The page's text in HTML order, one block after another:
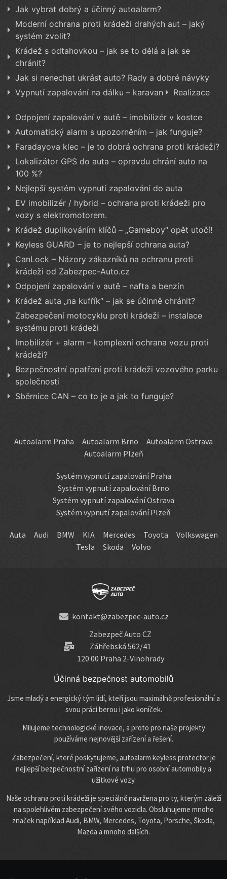
Jak vybrat dobrý a účinný autoalarm?
Moderní ochrana proti krádeži drahých aut – jaký
systém zvolit?
Krádež s odtahovkou – jak se to dělá a jak se
chránit?
Jak si nenechat ukrást auto? Rady a dobré návyky
Vypnutí zapalování na dálku – karavan
Realizace
Odpojení zapalování v autě – imobilizér v kostce
Automatický alarm s upozorněním – jak funguje?
Faradayova klec – je to dobrá ochrana proti krádeži?
Lokalizátor GPS do auta – opravdu chrání auto na
100 %?
Nejlepší systém vypnutí zapalování do auta
EV imobilizér / hybrid – ochrana proti krádeži pro
vozy s elektromotorem.
Krádež duplikováním klíčů – „Gameboy“ opět utočí!
Keyless GUARD – je to nejlepší ochrana auta?
CanLock – Názory zákazníků na ochranu proti
krádeži od Zabezpec-Auto.cz
Odpojení zapalování v autě – nafta a benzín
Krádež auta „na kufřík“ – jak se účinně chránit?
Zabezpečení motocyklu proti krádeži – instalace
systému proti krádeži
Imobilizér + alarm – komplexní ochrana vozu proti
krádeži?
Bezpečnostní opatření proti krádeži vozového parku
společnosti
Sběrnice CAN – co to je a jak to funguje?
Autoalarm Praha Autoalarm Brno
Autoalarm Ostrava
Autoalarm Plzeň
Systém vypnutí zapalování Praha
Systém vypnutí zapalování Brno
Systém vypnutí zapalování Ostrava
Systém vypnutí zapalování Plzeň
Auta Audi BMW KIA Mercedes Toyota
Volkswagen
Tesla
Skoda Volvo
kontakt@zabezpec-auto.cz
Zabezpeč Auto CZ
Záhřebská 562/41
120 00 Praha 2-Vinohrady
Účinná bezpečnost automobilů
Jsme mladý a energický tým lidí, kteří jsou maximálně profesionální a
svou práci berou i jako koníček.
Milujeme technologické inovace, a proto pro naše projekty
používáme nejnovější zařízení a řešení.
Zabezpečení, které poskytujeme, autoalarm keyless protector je
nejlepší bezpečnostní zařízení na trhu pro osobní automobily a
užitkové vozy.
Naše ochrana proti krádeži je speciálně navržena pro ty, kterým záleží
na spolehlivém zabezpečení svého vozidla. Obsluhujeme mnoho
značek například Audi, BMW, Mercedes, Toyota, Porsche, Škoda,
Mazda a mnoho dalších.